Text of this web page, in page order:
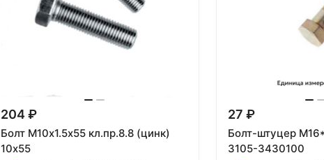
204 ₽
Болт М10х1.5х55 кл.пр.8.8 (цинк)
10х55
27 ₽
Болт-штуцер
3105-3430100